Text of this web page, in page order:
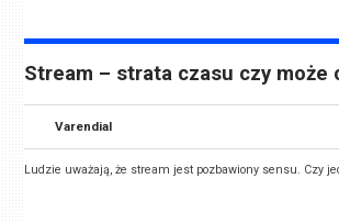
Stream – strata czasu czy może
Varendial
Ludzie uważają, że stream jest pozbawiony sensu. Czy